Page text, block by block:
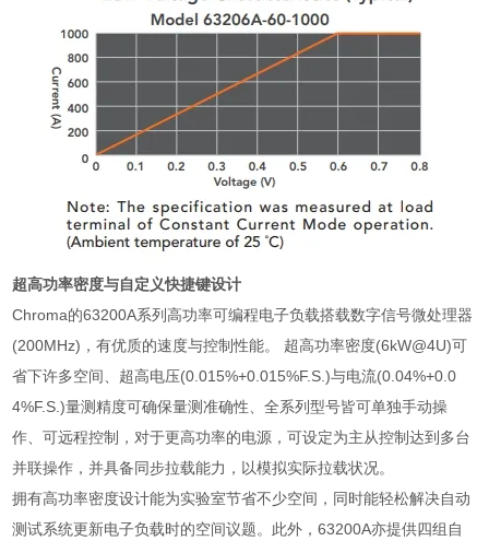
超高功率密度与自定义快捷键设计
Chroma的63200A系列高功率可编程电子负载搭载数字信号微处理器
(200MHz) ，有优质的速度与控制性能。 超高功率密度(6kW@4U)可
省下许多空间、超高电压(0.015%+0.015%F.S.)与电流(0.04%+0.0
4%F.S.)量测精度可确保量测准确性、全系列型号皆可单独手动操
作、可远程控制，对于更高功率的电源，可设定为主从控制达到多台
并联操作，并具备同步拉载能力，以模拟实际拉载状况。
拥有高功率密度设计能为实验室节省不少空间，同时能轻松解决自动
测试系统更新电子负载时的空间议题。此外，63200A亦提供四组自